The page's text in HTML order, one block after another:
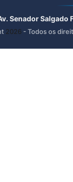
Senador
2026 - Todos os